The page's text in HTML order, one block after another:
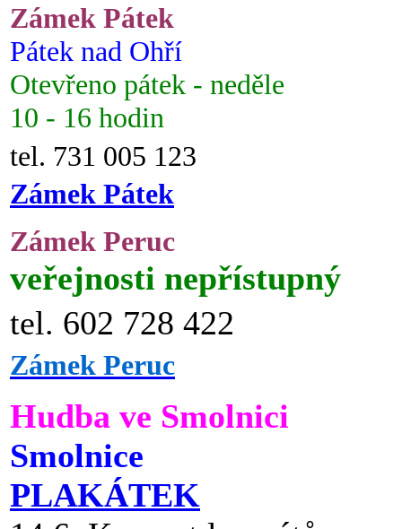
Zámek Pátek
Pátek nad Ohří
Otevřeno pátek - neděle
10 - 16 hodin
tel. 731 005 123
Zámek Pátek
Zámek Peruc
veřejnosti nepřístupný
tel. 602 728 422
Zámek Peruc
Hudba ve Smolnici
Smolnice
PLAKÁTEK